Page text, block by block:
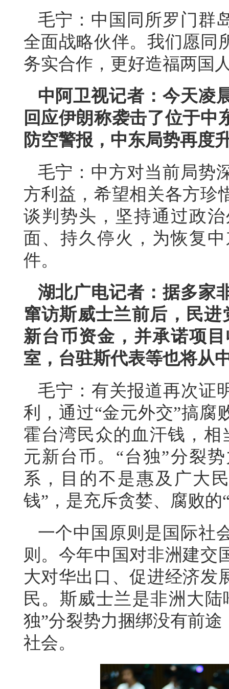
毛宁：中国同所罗门群
全面战略伙伴。我们愿同
务实合作，更好造福两国
中阿卫视记者：今天凌
回应伊朗称袭击了位于中
防空警报，中东局势再度
毛宁：中方对当前局势
方利益，希望相关各方珍
谈判势头，坚持通过政
面、持久停火，为恢复
件。
湖北广电记者：据多家
窜访斯威士兰前后，民
新台币资金，并承诺项
室，台驻斯代表等也将从
毛宁：有关报道再次证
利，通过“金元外交”搞腐
霍台湾民众的血汗钱，
元新台币。“台独”分裂
系，目的不是惠及广大
钱”，是充斥贪婪、腐败的
一个中国原则是国际社
则。今年中国对非洲建交
大对华出口、促进经济发
民。斯威士兰是非洲大
独”分裂势力捆绑没有前
社会。